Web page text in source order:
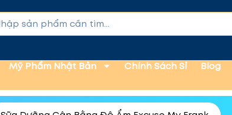
Mỹ Phẩm Nhật Bản Chính Sách Sỉ Blog